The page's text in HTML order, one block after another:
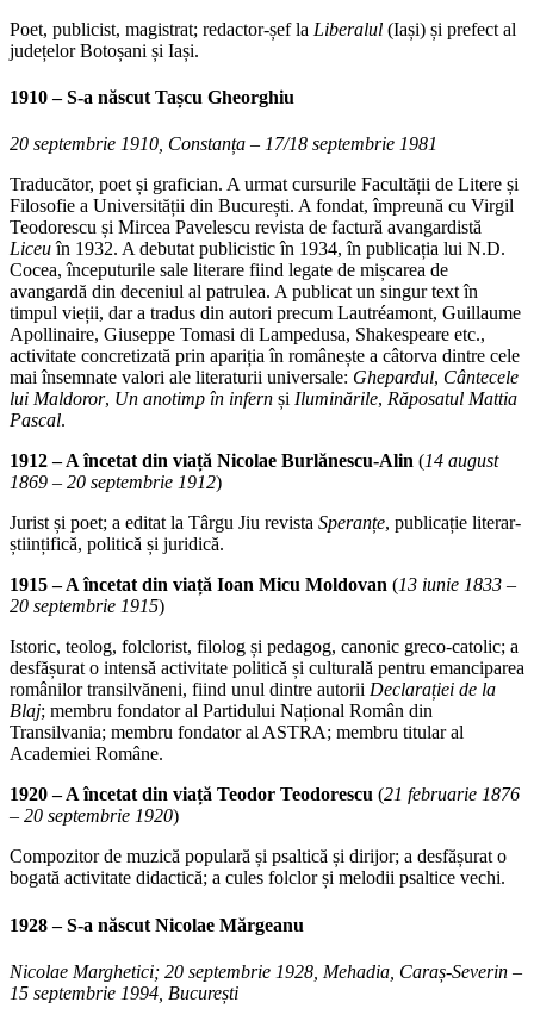
Poet, publicist, magistrat; redactor-șef la Liberalul (Iași) și prefect al
județelor Botoșani și Iași.
1910 – S-a născut Tașcu Gheorghiu
20 septembrie 1910, Constanța – 17/18 septembrie 1981
Traducător, poet și grafician. A urmat cursurile Facultății de Litere și
Filosofie a Universității din București. A fondat, împreună cu Virgil
Teodorescu și Mircea Pavelescu revista de factură avangardistă
Liceuîn 1932. A debutat publicistic în 1934, în publicația lui N.D.
Cocea, începuturile sale literare fiind legate de mișcarea de
avangardă din deceniul al patrulea. A publicat un singur text în
timpul vieții, dar a tradus din autori precum Lautréamont, Guillaume
Apollinaire, Giuseppe Tomasi di Lampedusa, Shakespeare etc.,
activitate concretizată prin apariția în românește a câtorva dintre cele
mai însemnate valori ale literaturii universale: Ghepardul, Cântecele
lui Maldoror, Un anotimp în infern și Iluminările, Răposatul Mattia
Pascal.
1912 – A încetat din viață Nicolae Burlănescu-Alin (14 august
1869 – 20 septembrie 1912)
Jurist și poet; a editat la Târgu Jiu revista Speranțe, publicație literar-
științifică, politică și juridică.
1915 – A încetat din viață Ioan Micu Moldovan (13 iunie 1833 –
20 septembrie 1915)
Istoric, teolog, folclorist, filolog și pedagog, canonic greco-catolic; a
desfășurat o intensă activitate politică și culturală pentru emanciparea
românilor transilvăneni, fiind unul dintre autorii Declarației de la
Blaj; membru fondator al Partidului Național Român din
Transilvania; membru fondator al ASTRA; membru titular al
Academiei Române.
1920 – A încetat din viață Teodor Teodorescu (21 februarie 1876
– 20 septembrie 1920)
Compozitor de muzică populară și psaltică și dirijor; a desfășurat o
bogată activitate didactică; a cules folclor și melodii psaltice vechi.
1928 – S-a născut Nicolae Mărgeanu
Nicolae Marghetici; 20 septembrie 1928, Mehadia, Caraș-Severin –
15 septembrie 1994, București